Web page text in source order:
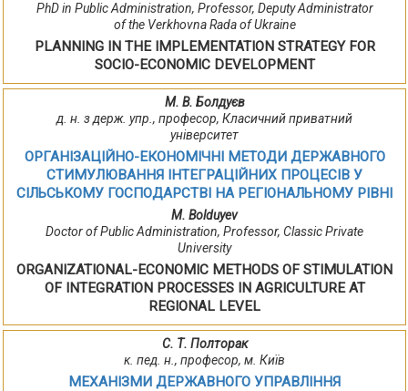
PhD in Public Administration, Professor, Deputy Administrator
of the Verkhovna Rada of Ukraine
PLANNING IN THE IMPLEMENTATION STRATEGY FOR
SOCIO-ECONOMIC DEVELOPMENT
М. В. Болдуєв
д. н. з держ. упр., професор, Класичний приватний
університет
ОРГАНІЗАЦІЙНО-ЕКОНОМІЧНІ МЕТОДИ ДЕРЖАВНОГО
СТИМУЛЮВАННЯ ІНТЕГРАЦІЙНИХ ПРОЦЕСІВ У
СІЛЬСЬКОМУ ГОСПОДАРСТВІ НА РЕГІОНАЛЬНОМУ РІВНІ
M. Bolduyev
Doctor of Public Administration, Professor, Classic Private
University
ORGANIZATIONAL-ECONOMIC METHODS OF STIMULATION
OF INTEGRATION PROCESSES IN AGRICULTURE AT
REGIONAL LEVEL
С. Т. Полторак
к. пед. н., професор, м. Київ
МЕХАНІЗМИ ДЕРЖАВНОГО УПРАВЛІННЯ